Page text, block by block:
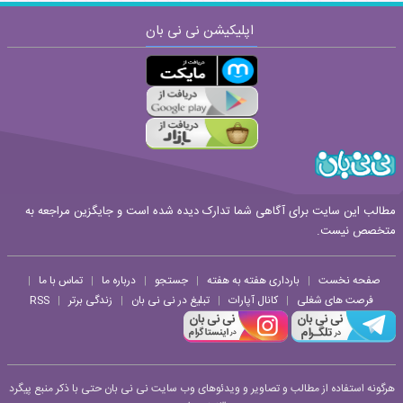
اپلیکیشن نی نی بان
مطالب این سایت برای آگاهی شما تدارک دیده شده است و جایگزین مراجعه به
متخصص نیست.
صفحه نخست | بارداری هفته به هفته | جستجو | درباره ما | تماس با ما |
فرصت های شغلی | کانال آپارات | تبلیغ در نی نی بان | زندگی برتر |
RSS
هرگونه استفاده از مطالب و تصاویر و ویدئوهای وب سایت نی نی بان حتی با ذکر منبع پیگرد